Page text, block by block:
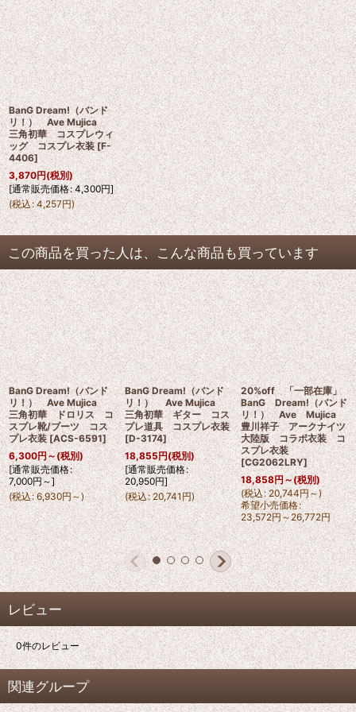
BanG Dream!（バンド
リ！） Ave Mujica
三角初華 コスプレウィ
ッグ コスプレ衣装 [F-
4406]
3,870円(税別)
[通常販売価格: 4,300円]
(税込: 4,257円)
この商品を買った人は、こんな商品も買っています
BanG Dream!（バンド
リ！） Ave Mujica
三角初華 ドロリス コ
スプレ靴/ブーツ コス
プレ衣装 [ACS-6591]
6,300円～(税別)
[通常販売価格:
7,000円～]
(税込: 6,930円～)
BanG Dream!（バンド
リ！） Ave Mujica
三角初華 ギター コス
プレ道具 コスプレ衣装
[D-3174]
18,855円(税別)
[通常販売価格:
20,950円]
(税込: 20,741円)
20%off 「一部在庫」
BanG Dream!（バンド
リ！） Ave Mujica
豊川祥子 アークナイツ
大陸版 コラボ衣装 コ
スプレ衣装
[CG2062LRY]
18,858円～(税別)
(税込: 20,744円～)
希望小売価格:
23,572円～26,772円
レビュー
0件のレビュー
関連グループ